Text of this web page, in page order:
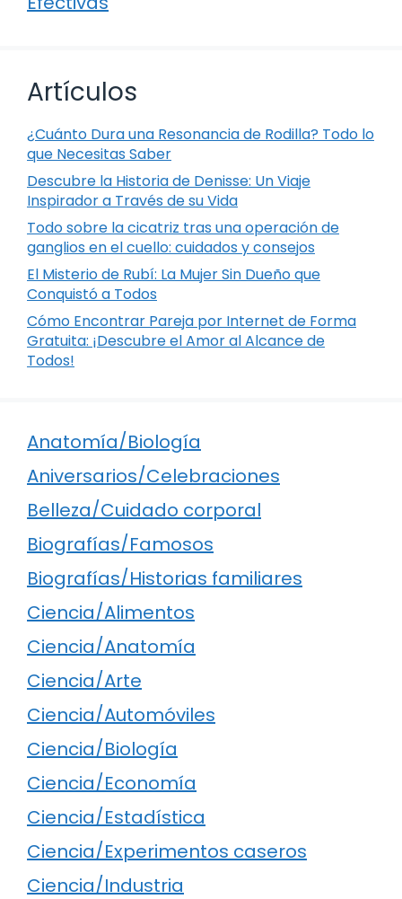
Artículos
¿Cuánto Dura una Resonancia de Rodilla? Todo lo
que Necesitas Saber
Descubre la Historia de Denisse: Un Viaje
Inspirador a Través de su Vida
Todo sobre la cicatriz tras una operación de
ganglios en el cuello: cuidados y consejos
El Misterio de Rubí: La Mujer Sin Dueño que
Conquistó a Todos
Cómo Encontrar Pareja por Internet de Forma
Gratuita: ¡Descubre el Amor al Alcance de
Todos!
Anatomía/Biología
Aniversarios/Celebraciones
Belleza/Cuidado corporal
Biografías/Famosos
Biografías/Historias familiares
Ciencia/Alimentos
Ciencia/Anatomía
Ciencia/Arte
Ciencia/Automóviles
Ciencia/Biología
Ciencia/Economía
Ciencia/Estadística
Ciencia/Experimentos caseros
Ciencia/Industria